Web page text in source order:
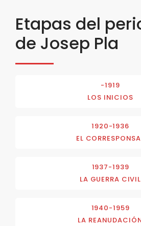
Etapas del
de Josep Pla
-1919
LOS INICIOS
1920-1936
EL
1937-1939
LA GUERRA CIVIL
1940-1959
LA